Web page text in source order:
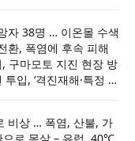
자 38명 … 이온몰 수색
환, 폭염에 후속 피해
구마모토 지진 현장 방
입, ‘격진재해·특정 비
비상 … 폭염, 산불, 가